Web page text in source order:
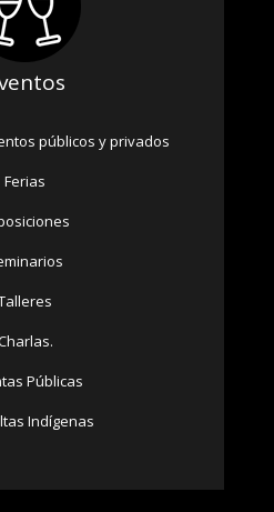
públicos y privados
Ferias
Públicas
Indígenas